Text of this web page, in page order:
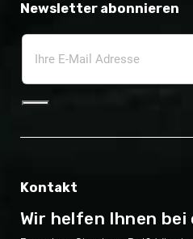
Newsletter abonnieren
Kontakt
Wir helfen Ihnen bei